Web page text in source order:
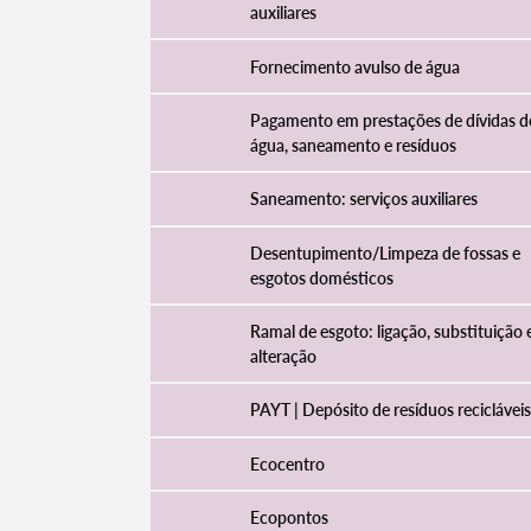
Termo de Pesquisa
Categorias gerais
auxiliares
Fornecimento avulso de água
Pagamento em prestações de dívidas
água, saneamento e resíduos
Saneamento: serviços auxiliares
Desentupimento/Limpeza de fossas e
esgotos domésticos​
Ramal de esgoto: ligação, substituição
alteração
PAYT | Depósito de resíduos recicláveis
Ecocentro
Ecopontos